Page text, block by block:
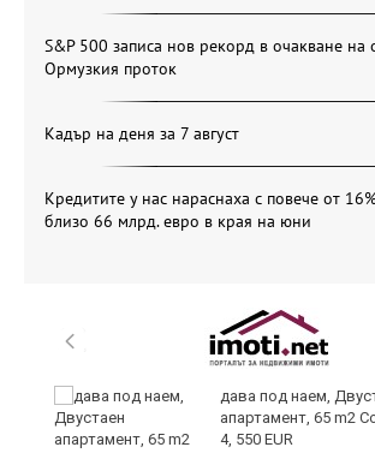
S&P 500 записа нов рекорд в очакване на
Ормузкия проток
Кадър на деня за 7 август
Кредитите у нас нараснаха с повече от
близо 66 млрд. евро в края на юни
дава под наем,
апартамент, 65 m2
4, 550 EUR